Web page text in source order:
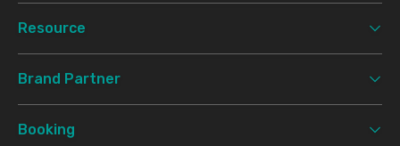
Resource
Brand Partner
Booking